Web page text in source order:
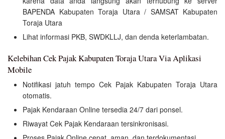
BAPENDA Kabupaten Toraja Utara / SAMSAT Kabupaten
Toraja Utara
Lihat informasi PKB, SWDKLLJ, dan denda keterlambatan.
Kelebihan Cek Pajak Kabupaten Toraja Utara Via Aplikasi
Mobile
Notifikasi jatuh tempo Cek Pajak Kabupaten Toraja Utara
otomatis.
Pajak Kendaraan Online tersedia 24/7 dari ponsel.
Riwayat Cek Pajak Kendaraan tersinkronisasi.